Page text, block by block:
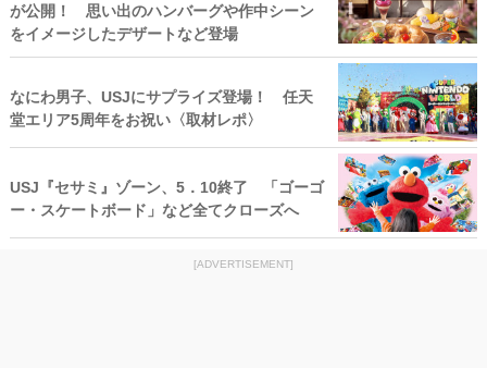
が公開！ 思い出のハンバーグや作中シーン
をイメージしたデザートなど登場
なにわ男子、USJにサプライズ登場！ 任天
堂エリア5周年をお祝い〈取材レポ〉
USJ『セサミ』ゾーン、5．10終了 「ゴーゴ
ー・スケートボード」など全てクローズへ
[ADVERTISEMENT]